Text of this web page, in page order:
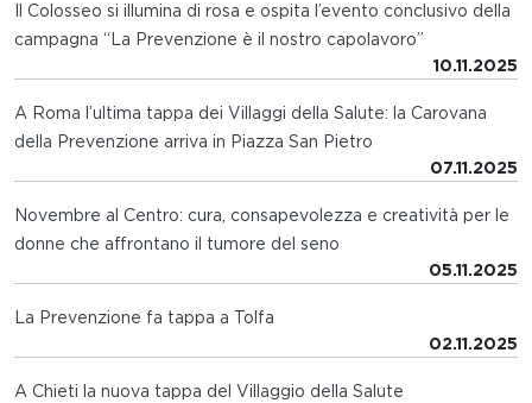
Il Colosseo si illumina di rosa e ospita l’evento conclusivo della
campagna “La Prevenzione è il nostro capolavoro”
10.11.2025
A Roma l’ultima tappa dei Villaggi della Salute: la Carovana
della Prevenzione arriva in Piazza San Pietro
07.11.2025
Novembre al Centro: cura, consapevolezza e creatività per le
donne che affrontano il tumore del seno
05.11.2025
La Prevenzione fa tappa a Tolfa
02.11.2025
A Chieti la nuova tappa del Villaggio della Salute